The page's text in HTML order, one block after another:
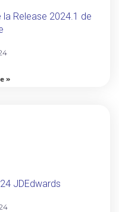
Release 2024.1 de
»
JDEdwards